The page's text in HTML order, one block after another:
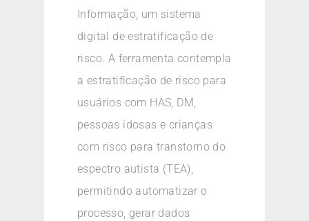
Informação, um sistema
digital de estratificação de
risco. A ferramenta contempla
a estratificação de risco para
usuários com HAS, DM,
pessoas idosas e crianças
com risco para transtorno do
espectro autista (TEA),
permitindo automatizar o
processo, gerar dados